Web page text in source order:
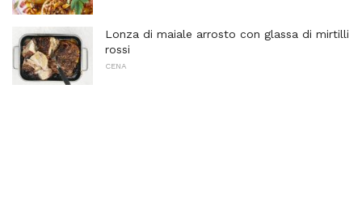
Lonza di maiale arrosto con glassa di mirtilli
rossi
CENA